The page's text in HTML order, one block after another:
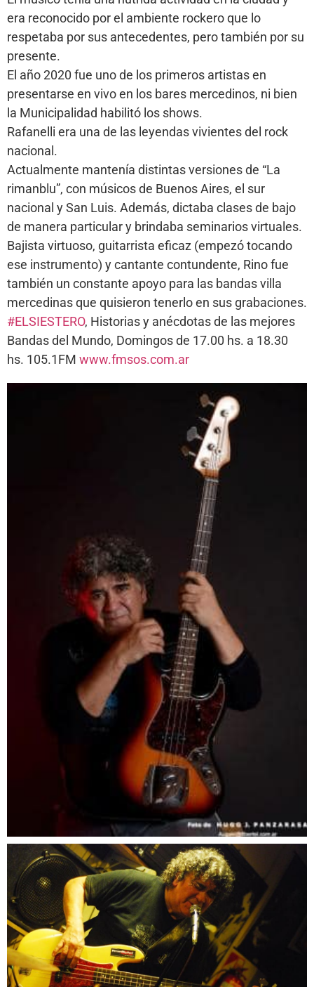
era reconocido por el ambiente rockero que lo
respetaba por sus antecedentes, pero también por su
presente.
El año 2020 fue uno de los primeros artistas en
presentarse en vivo en los bares mercedinos, ni bien
la Municipalidad habilitó los shows.
Rafanelli era una de las leyendas vivientes del rock
nacional.
Actualmente mantenía distintas versiones de “La
rimanblu”, con músicos de Buenos Aires, el sur
nacional y San Luis. Además, dictaba clases de bajo
de manera particular y brindaba seminarios virtuales.
Bajista virtuoso, guitarrista eficaz (empezó tocando
ese instrumento) y cantante contundente, Rino fue
también un constante apoyo para las bandas villa
mercedinas que quisieron tenerlo en sus grabaciones.
#ELSIESTERO, Historias y anécdotas de las mejores
Bandas del Mundo, Domingos de 17.00 hs. a 18.30
hs. 105.1FM www.fmsos.com.ar